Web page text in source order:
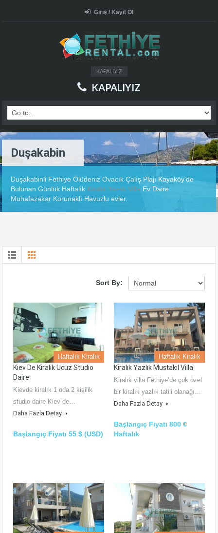
Giriş / Kayıt Ol
KAPALIYIZ
KAPALIYIZ
Duşakabin
Duşakabinli Fethiye Ölüdeniz Ovacık Çalış Plajı Kayaköy'de
Bulunan Günlük Haftalık Kiralık Yazlık Villa Ev Daire
Muhafazakar Korunaklı Havuzlu evler.
Sort By:
Haftalık Kiralık
Kiev De Kiralık Ucuz Studio
Daire
Kievde kiralık 1 oda 2 kişilik
studio daire Kiev de…
Daha Fazla Detay
Başlangıç Fiyatı 55 $ (USD)
Haftalık Kiralık
Kiralık Yazlık Mustakil Villa
Kiralık villa Fethiye’de çok özel
bir kiralık yazlık tatili olanağı…
Daha Fazla Detay
Başlangıç Fiyatı 800 €
Haftalık